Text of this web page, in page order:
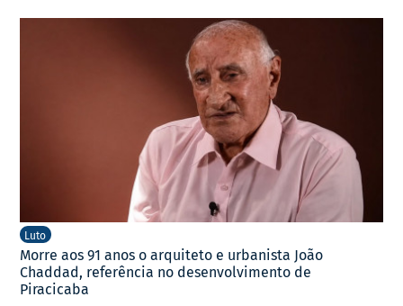
Luto
Morre aos 91 anos o arquiteto e urbanista João
Chaddad, referência no desenvolvimento de
Piracicaba